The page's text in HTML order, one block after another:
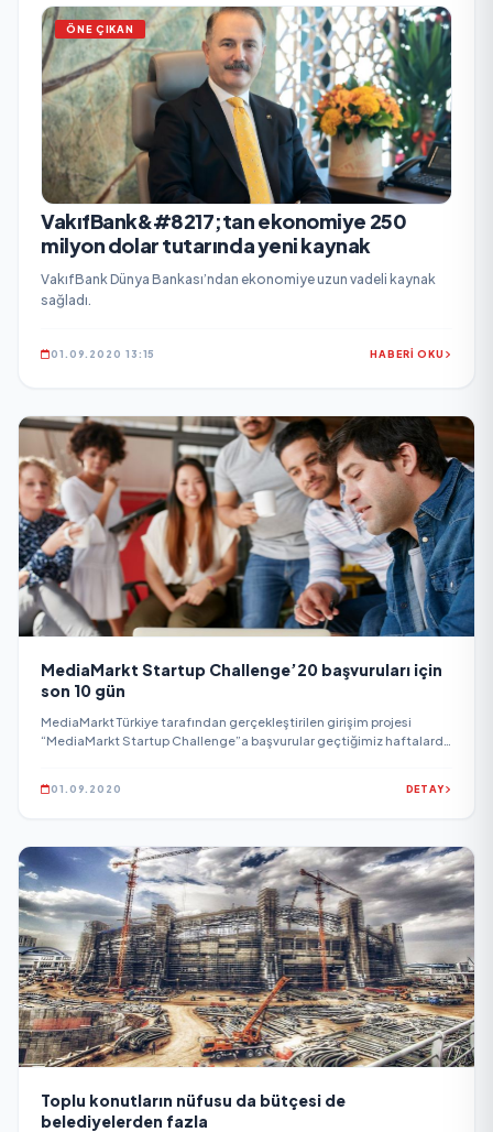
ÖNE ÇIKAN
​VakıfBank&#8217;tan ekonomiye 250
milyon dolar tutarında yeni kaynak
VakıfBank Dünya Bankası’ndan ekonomiye uzun vadeli kaynak
sağladı.
01.09.2020 13:15 HABERİ OKU
MediaMarkt Startup Challenge’20 başvuruları için
son 10 gün
MediaMarkt Türkiye tarafından gerçekleştirilen girişim projesi
“MediaMarkt Startup Challenge”a başvurular geçtiğimiz haftalarda
01.09.2020 DETAY
Toplu konutların nüfusu da bütçesi de
belediyelerden fazla